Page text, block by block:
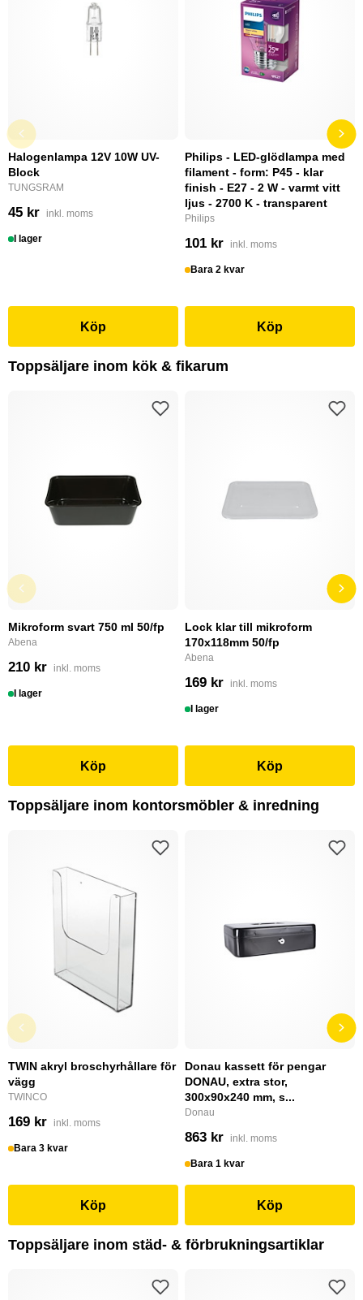
Halogenlampa 12V 10W UV-
Block
TUNGSRAM
45 kr inkl. moms
I lager
Köp
Philips - LED-glödlampa med
filament - form: P45 - klar
finish - E27 - 2 W - varmt vitt
ljus - 2700 K - transparent
Philips
101 kr inkl. moms
Bara 2 kvar
Köp
Toppsäljare inom kök & fikarum
Mikroform svart 750 ml 50/fp
Abena
210 kr inkl. moms
I lager
Köp
Lock klar till mikroform
170x118mm 50/fp
Abena
169 kr inkl. moms
I lager
Köp
Toppsäljare inom kontorsmöbler & inredning
TWIN akryl broschyrhållare för
vägg
TWINCO
169 kr inkl. moms
Bara 3 kvar
Köp
Donau kassett för pengar
DONAU, extra stor,
300x90x240 mm, s...
Donau
863 kr inkl. moms
Bara 1 kvar
Köp
Toppsäljare inom städ- & förbrukningsartiklar